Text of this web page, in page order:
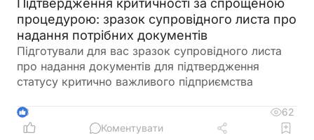
Підтвердження критичності за спрощеною
процедурою: зразок супровідного листа про
надання потрібних документів
Підготували для вас зразок супровідного листа
про надання документів для підтвердження
статусу критично важливого підприємства
3
62
Коментувати